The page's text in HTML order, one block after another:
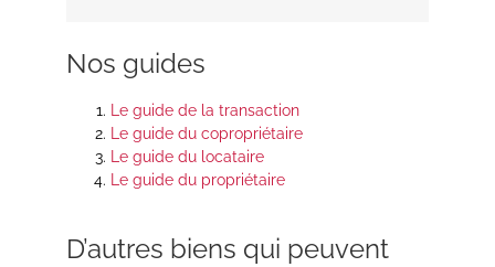
Nos guides
Le guide de la transaction
Le guide du copropriétaire
Le guide du locataire
Le guide du propriétaire
D’autres biens qui peuvent